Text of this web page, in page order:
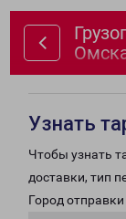
Узнать
Чтобы узнать
доставки, тип
Город отправки